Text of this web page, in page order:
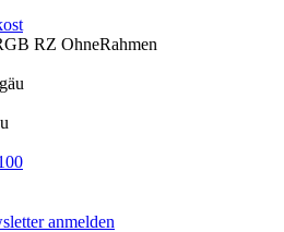
anmelden